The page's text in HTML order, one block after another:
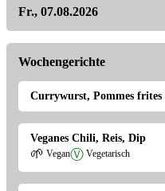
Fr., 07.08.2026
Wochengerichte
Currywurst, Pommes frites
Veganes Chili, Reis, Dip
🌱 VeganⓋ Vegetarisch